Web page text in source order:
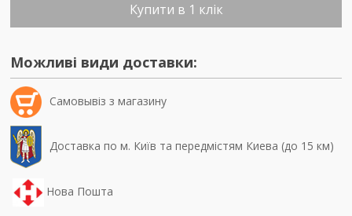
Купити в 1 клік
Можливі види доставки:
Самовывiз з магазину
Доставка по м. Київ та передмістям Киева (до 15 км)
Нова Пошта